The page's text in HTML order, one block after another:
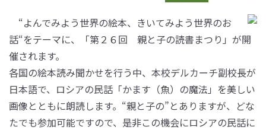
“よんでみよう世界の絵本、きいてみよう世界のお
話“をテーマに、「第２６回 親と子の読書まつり」が開
催されます。
各国の絵本読み聞かせを行う中、本校デルカーチ副校長が
日本語で、ロシアの民話「かます（魚）の魔法」を美しい
画像とともに朗読します。“親と子の”とありますが、どな
たでも参加可能ですので、是非この機会にロシアの民話に